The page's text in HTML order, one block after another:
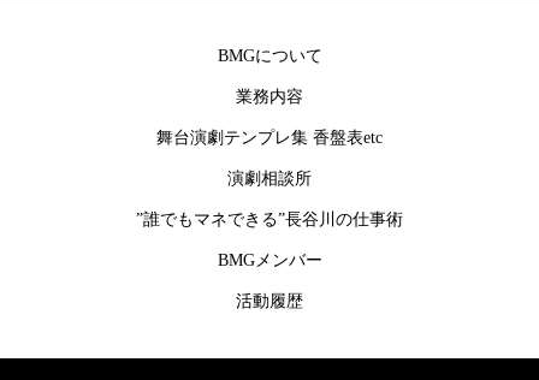
BMGについて
業務内容
舞台演劇テンプレ集 香盤表etc
演劇相談所
”誰でもマネできる”長谷川の仕事術
BMGメンバー
活動履歴